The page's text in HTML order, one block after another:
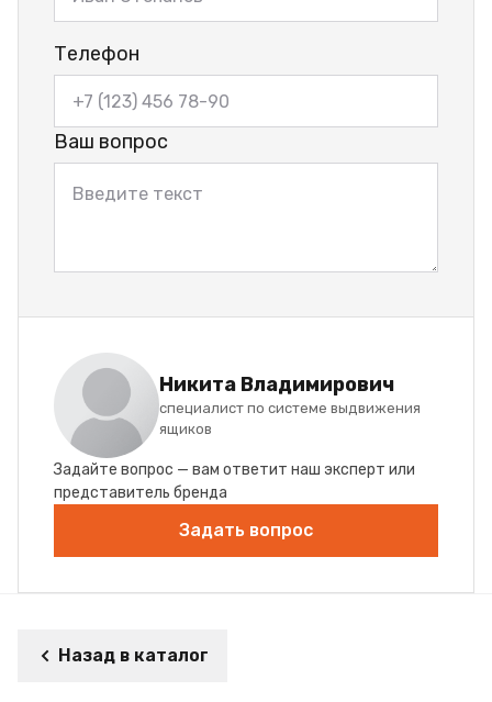
Телефон
Ваш вопрос
Никита Владимирович
специалист по системе выдвижения
ящиков
Задайте вопрос — вам ответит наш эксперт или
представитель бренда
Задать вопрос
Назад в каталог